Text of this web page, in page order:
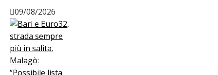
09/08/2026